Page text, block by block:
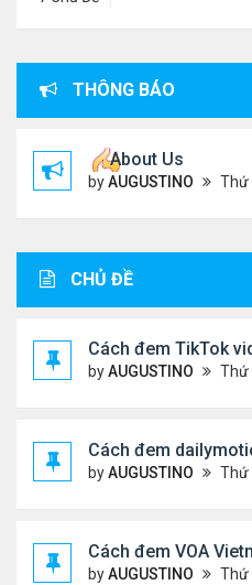
THÔNG BÁO
About Us
byAUGUSTINO Thứ 4 Tháng 10 07, 2020 4:27 pm
CHỦ ĐỀ
Cách đem TikTok
byAUGUSTINO Thứ 4 Tháng 11 11, 2020 11:44 am
Cách đem
byAUGUSTINO Thứ 5 Tháng 10 15, 2020 12:14 pm
Cách đem VOA
byAUGUSTINO Thứ 5 Tháng 10 15, 2020 11:08 am